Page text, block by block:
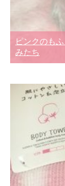
ピンクのも
みたち